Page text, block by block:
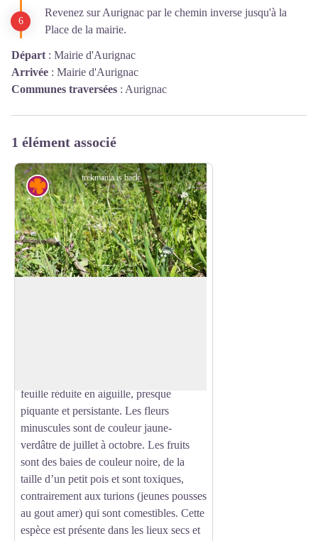
Revenez sur Aurignac par le chemin inverse jusqu'à la
Place de la mairie.
Départ : Mairie d'Aurignac
Arrivée : Mairie d'Aurignac
Communes traversées : Aurignac
1 élément associé
trekmania is back
Flore
feuille réduite en aiguille, presque
piquante et persistante. Les fleurs
minuscules sont de couleur jaune-
verdâtre de juillet à octobre. Les fruits
sont des baies de couleur noire, de la
taille d’un petit pois et sont toxiques,
contrairement aux turions (jeunes pousses
au gout amer) qui sont comestibles. Cette
espèce est présente dans les lieux secs et